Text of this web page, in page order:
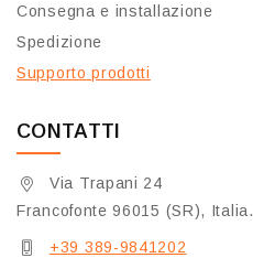
Consegna e installazione
Spedizione
Supporto prodotti
CONTATTI
Via Trapani 24
Francofonte 96015 (SR), Italia.
+39 389-9841202